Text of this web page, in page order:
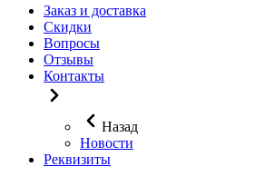
Заказ и доставка
Скидки
Вопросы
Отзывы
Контакты
Назад
Новости
Реквизиты